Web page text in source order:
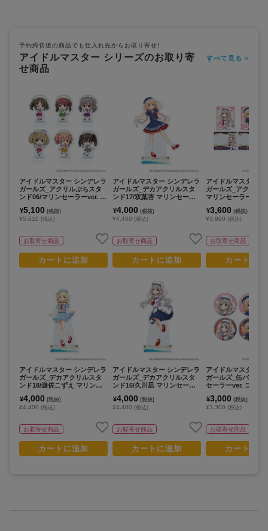
予約締切後の商品でも仕入れ先からお取り寄せ!
アイドルマスター シリーズのお取り寄
せ商品
すべて見る >
アイドルマスター シンデレラ
ガールズ_アクリルぷちスタ
ンド06/マリンセーラーver. コ
ニキャライラスト)【コンプリ
ートセット/6個入り】
¥5,100 (税抜)
¥5,610 (税込)
お取寄せ商品
カートに追加
アイドルマスター シンデレラ
ガールズ_デカアクリルスタ
ンド18/遊佐こずえ マリンセ
ト)
¥4,000 (税抜)
¥4,400 (税込)
お取寄せ商品
カートに追加
アイドルマスター シンデレラ
ガールズ_デカアクリルスタ
ンド17/双葉杏 マリンセーラ
¥4,000 (税抜)
¥4,400 (税込)
お取寄せ商品
カートに追加
アイドルマスター シンデレラ
ガールズ_デカアクリルスタ
ンド16/久川凪 マリンセーラ
¥4,000 (税抜)
¥4,400 (税込)
お取寄せ商品
カートに追加
アイドルマスター
ガールズ_アクリル
マリンセーラーver.
しイラスト)【コン
ット/6個入り】
¥3,600 (税抜)
¥3,960 (税込)
お取寄せ商品
カートに
アイドルマスター
ガールズ_缶バッジ
セーラーver. コンプ
スト)【コンプリー
個入り】
¥3,000 (税抜)
¥3,300 (税込)
お取寄せ商品
カートに